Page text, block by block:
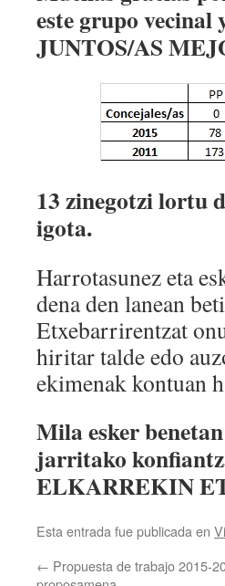
este grupo
JUNTOS/AS
13 zinegotzi lortu
igota.
Harrotasunez eta
dena den lanean
Etxebarrirentzat
hiritar talde edo
ekimenak kontuan
Mila esker
jarritako
ELKARREKIN
Esta entrada fue publicada en
← Propuesta de trabajo 2015-